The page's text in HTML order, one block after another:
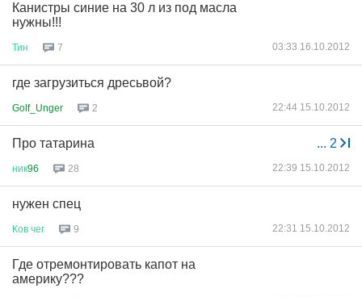
Канистры синие на 30 л из под масла
нужны!!!
Тин 7 03:33 16.10.2012
где загрузиться дресьвой?
Golf_Unger 2 22:44 15.10.2012
... 2
Про татарина
ник96 28 22:39 15.10.2012
нужен спец
Ков чег 9 22:31 15.10.2012
Где отремонтировать капот на
америку???